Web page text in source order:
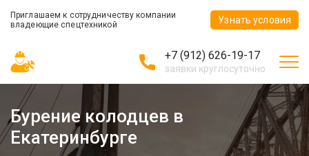
Приглашаем к сотрудничеству компании
владеющие спецтехникой
Узнать условия
+7 (912) 626-19-17
заявки круглосуточно
Бурение колодцев в
Екатеринбурге